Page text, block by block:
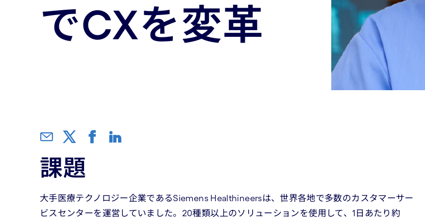
でCXを変革
課題
大手医療テクノロジー企業であるSiemens Healthineersは、世界各地で多数のカスタマーサー
ビスセンターを運営していました。20種類以上のソリューションを使用して、1日あたり約